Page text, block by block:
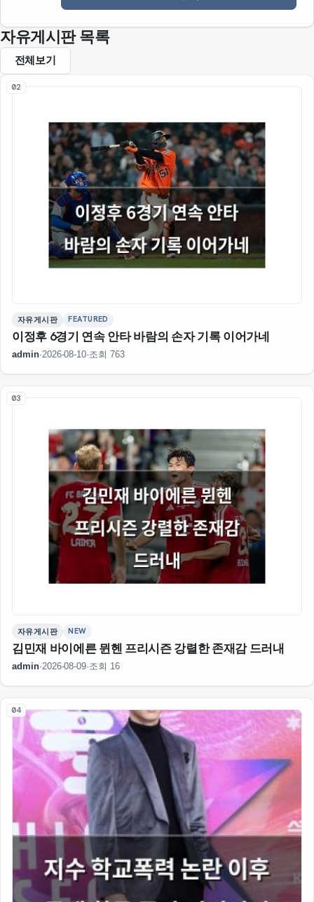
자유게시판 목록
전체보기
02
자유게시판 FEATURED
이정후 6경기 연속 안타 바람의 손자 기록 이어가네
admin·2026-08-10·조회 763
03
자유게시판 NEW
김민재 바이에른 뮌헨 프리시즌 강렬한 존재감 드러내
admin·2026-08-09·조회 16
04